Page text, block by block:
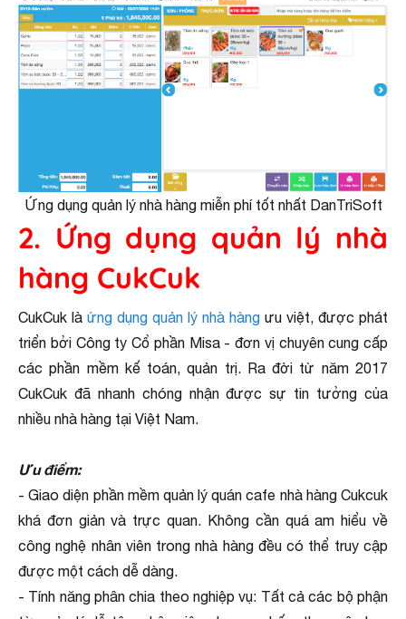
Ứng dụng quản lý nhà hàng miễn phí tốt nhất DanTriSoft
2. Ứng dụng quản lý nhà
hàng CukCuk
CukCuk là ứng dụng quản lý nhà hàng ưu việt, được phát
triển bởi Công ty Cổ phần Misa - đơn vị chuyên cung cấp
các phần mềm kế toán, quản trị. Ra đời từ năm 2017
CukCuk đã nhanh chóng nhận được sự tin tưởng của
nhiều nhà hàng tại Việt Nam.
Ưu điểm:
- Giao diện phần mềm quản lý quán cafe nhà hàng Cukcuk
khá đơn giản và trực quan. Không cần quá am hiểu về
công nghệ nhân viên trong nhà hàng đều có thể truy cập
được một cách dễ dàng.
- Tính năng phân chia theo nghiệp vụ: Tất cả các bộ phận